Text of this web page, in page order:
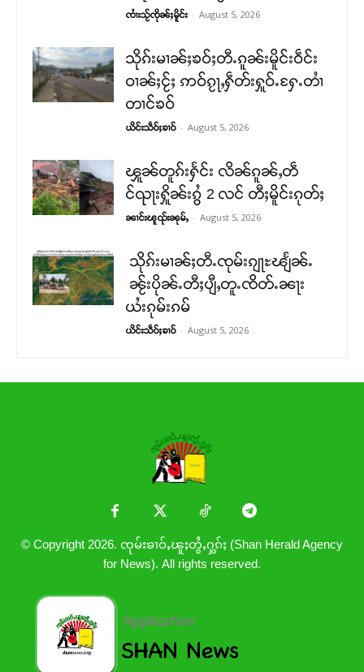
ၸၢႆးသႂ်ၸိုၼ်ႈမိူင်း - August 5, 2026
သိုၵ်းမၢၼ်ႈၶဝ်ႈတီႉၵူၼ်းမိူင်းဝဵင်း
ဝၢၼ်ႈငႂ်ႈ ဢဝ်ၵႂႃႇႁဵတ်းႁူဝ်ႉႁႄႉတၢႆ
တၢင်ၶဝ်
ယိင်းသဵဝ်ႈၶၢဝ် - August 5, 2026
ၾူၼ်တူၵ်းႁႅင်း လိၼ်ၵူၼ်ႇတဵ
င်ၺႃးႁိူၼ်းၵွႆ 2 လင် တီႈမိူင်းၵုတ်ႈ
ၼၢင်းၽူၺ်းၼုမ်ႇ - August 5, 2026
သိုၵ်းမၢၼ်ႈတီႉၸုမ်းၵျႃႊၽျႅၼ်ႉ
ၼႂ်းပိုၼ်ႉတီႈပျီႇတူႉၸိတ်ႉၼႃး
ယႆးၵုမ်းၵမ်
ယိင်းသဵဝ်ႈၶၢဝ် - August 5, 2026
© Copyright 2026. ၸုမ်းၶၢဝ်ႇၽူႈတွႆႇႁွၵ်ႈ (Shan Herald Agency
for News). All rights reserved.